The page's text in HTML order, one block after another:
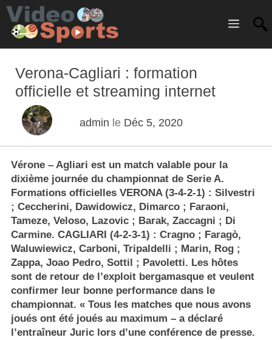
Menu
Verona-Cagliari : formation
officielle et streaming internet
admin le Déc 5, 2020
Vérone – Agliari est un match valable pour la
dixième journée du championnat de Serie A.
Formations officielles VERONA (3-4-2-1) : Silvestri
; Ceccherini, Dawidowicz, Dimarco ; Faraoni,
Tameze, Veloso, Lazovic ; Barak, Zaccagni ; Di
Carmine. CAGLIARI (4-2-3-1) : Cragno ; Faragò,
Waluwiewicz, Carboni, Tripaldelli ; Marin, Rog ;
Zappa, Joao Pedro, Sottil ; Pavoletti. Les hôtes
sont de retour de l’exploit bergamasque et veulent
confirmer leur bonne performance dans le
championnat. « Tous les matches que nous avons
joués ont été joués au maximum – a déclaré
l’entraîneur Juric lors d’une conférence de presse.